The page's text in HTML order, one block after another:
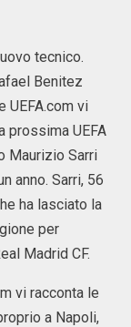
tecnico.
Benitez
UEFA.com vi
prossima UEFA
Maurizio Sarri
anno. Sarri, 56
ha lasciato la
per
Madrid CF.
vi racconta le
a Napoli,